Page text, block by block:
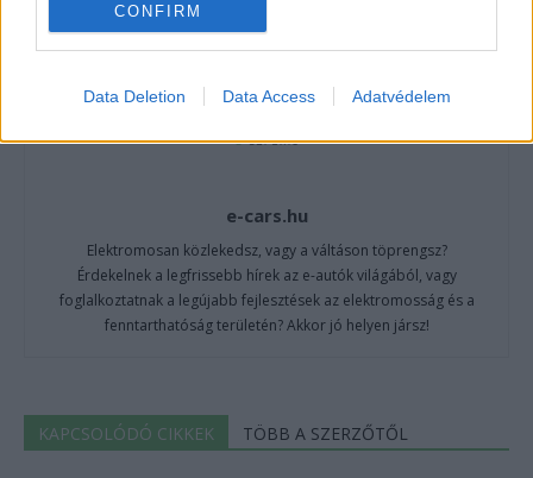
CONFIRM
Data Deletion Data Access Adatvédelem
e-cars.hu
Elektromosan közlekedsz, vagy a váltáson töprengsz?
Érdekelnek a legfrissebb hírek az e-autók világából, vagy
foglalkoztatnak a legújabb fejlesztések az elektromosság és a
fenntarthatóság területén? Akkor jó helyen jársz!
KAPCSOLÓDÓ CIKKEK TÖBB A SZERZŐTŐL